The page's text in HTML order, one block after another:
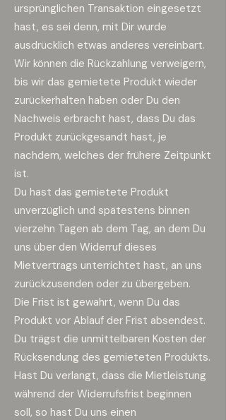
ursprünglichen Transaktion eingesetzt
hast, es sei denn, mit Dir wurde
ausdrücklich etwas anderes vereinbart.
Wir können die Rückzahlung verweigern,
bis wir das gemietete Produkt wieder
zurückerhalten haben oder Du den
Nachweis erbracht hast, dass Du das
Produkt zurückgesandt hast, je
nachdem, welches der frühere Zeitpunkt
ist.
Du hast das gemietete Produkt
unverzüglich und spätestens binnen
vierzehn Tagen ab dem Tag, an dem Du
uns über den Widerruf dieses
Mietvertrags unterrichtet hast, an uns
zurückzusenden oder zu übergeben.
Die Frist ist gewahrt, wenn Du das
Produkt vor Ablauf der Frist absendest.
Du trägst die unmittelbaren Kosten der
Rücksendung des gemieteten Produkts.
Hast Du verlangt, dass die Mietleistung
während der Widerrufsfrist beginnen
soll, so hast Du uns einen